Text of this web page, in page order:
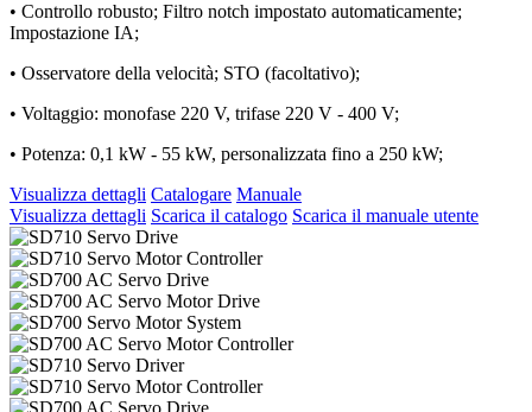
• Controllo robusto; Filtro notch impostato automaticamente;
Impostazione IA;
• Osservatore della velocità; STO (facoltativo);
• Voltaggio: monofase 220 V, trifase 220 V - 400 V;
• Potenza: 0,1 kW - 55 kW, personalizzata fino a 250 kW;
Visualizza dettagli Catalogare Manuale
Visualizza dettagli Scarica il catalogo Scarica il manuale utente